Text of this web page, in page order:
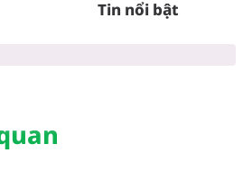
Tin nổi bật